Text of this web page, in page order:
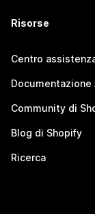
Risorse
Centro
Documentazione
Community di
Blog di Shopify
Ricerca